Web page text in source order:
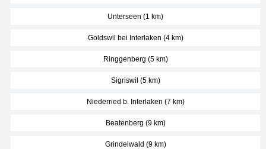
Unterseen (1 km)
Goldswil bei Interlaken (4 km)
Ringgenberg (5 km)
Sigriswil (5 km)
Niederried b. Interlaken (7 km)
Beatenberg (9 km)
Grindelwald (9 km)